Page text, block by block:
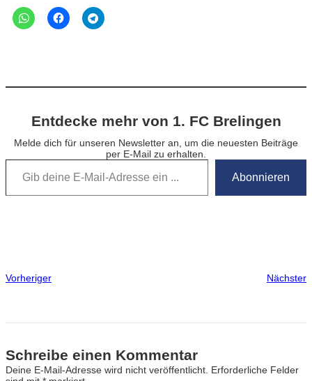
Entdecke mehr von 1. FC Brelingen
Melde dich für unseren Newsletter an, um die neuesten Beiträge
per E-Mail zu erhalten.
Gib deine E-Mail-Adresse ein …
Abonnieren
Vorheriger Nächster
Schreibe einen Kommentar
Deine E-Mail-Adresse wird nicht veröffentlicht. Erforderliche Felder